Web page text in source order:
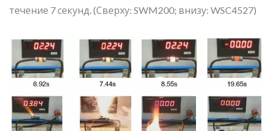
течение 7 секунд. (Сверху: SWM200; внизу: WSC4527)